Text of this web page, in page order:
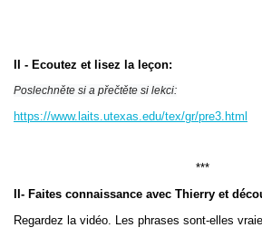
II - Ecoutez et lisez la leçon:
Poslechněte si a přečtěte si lekci:
https://www.laits.utexas.edu/tex/gr/pre3.html
***
II- Faites connaissance avec Thierry et
Regardez la vidéo. Les phrases sont-elles